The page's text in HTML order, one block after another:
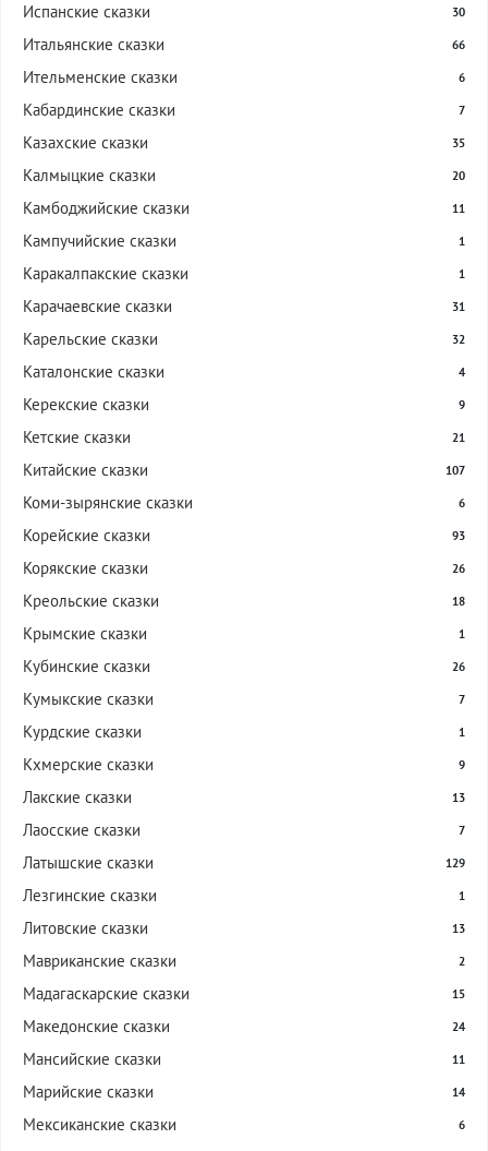
Испанские сказки 30
Итальянские сказки 66
Ительменские сказки 6
Кабардинские сказки 7
Казахские сказки 35
Калмыцкие сказки 20
Камбоджийские сказки 11
Кампучийские сказки 1
Каракалпакские сказки 1
Карачаевские сказки 31
Карельские сказки 32
Каталонские сказки 4
Керекские сказки 9
Кетские сказки 21
Китайские сказки 107
Коми-зырянские сказки 6
Корейские сказки 93
Корякские сказки 26
Креольские сказки 18
Крымские сказки 1
Кубинские сказки 26
Кумыкские сказки 7
Курдские сказки 1
Кхмерские сказки 9
Лакские сказки 13
Лаосские сказки 7
Латышские сказки 129
Лезгинские сказки 1
Литовские сказки 13
Мавриканские сказки 2
Мадагаскарские сказки 15
Македонские сказки 24
Мансийские сказки 11
Марийские сказки 14
Мексиканские сказки 6